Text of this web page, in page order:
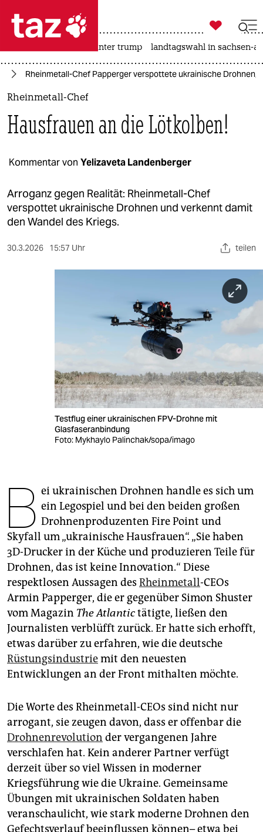
 taz zahl ich
taz zahl ich
politik
öko
gesellschaft
kultur
veranstaltungen
fragen & hilfe
genossenschaft
epaper login

taz zahl ich
usa unter trump landtagswahl in sachsen-
Rheinmetall-Chef Papperger verspottete ukrainische Drohnen,
Rheinmetall-Chef
Hausfrauen an die Lötkolben!
Kommentar von Yelizaveta Landenberger
Arroganz gegen Realität: Rheinmetall-Chef
verspottet ukrainische Drohnen und verkennt damit
den Wandel des Kriegs.
30.3.2026 15:57 Uhr teilen
Testflug einer ukrainischen FPV-Drohne mit
Glasfaseranbindung
Foto: Mykhaylo Palinchak/sopa/imago
B ei ukrainischen Drohnen handle es sich um
ein Legospiel und bei den beiden großen
Drohnenproduzenten Fire Point und
Skyfall um „ukrainische Hausfrauen“. „Sie haben
3D-Drucker in der Küche und produzieren Teile für
Drohnen, das ist keine Innovation.“ Diese
respektlosen Aussagen des Rheinmetall-CEOs
Armin Papperger, die er gegenüber Simon Shuster
vom Magazin The Atlantictätigte, ließen den
Journalisten verblüfft zurück. Er hatte sich erhofft,
etwas darüber zu erfahren, wie die deutsche
Rüstungsindustriemit den neuesten
Entwicklungen an der Front mithalten möchte.
Die Worte des Rheinmetall-CEOs sind nicht nur
arrogant, sie zeugen davon, dass er offenbar die
Drohnenrevolution der vergangenen Jahre
verschlafen hat. Kein anderer Partner verfügt
derzeit über so viel Wissen in moderner
Kriegsführung wie die Ukraine. Gemeinsame
Übungen mit ukrainischen Soldaten haben
veranschaulicht, wie stark moderne Drohnen den
Gefechtsverlauf beeinflussen können– etwa bei